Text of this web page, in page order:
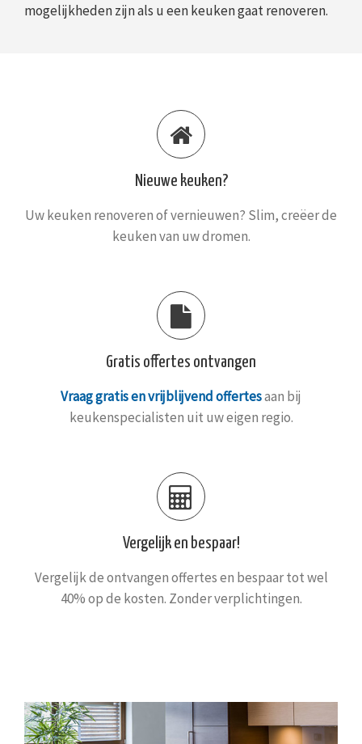
mogelijkheden zijn als u een keuken gaat renoveren.
Nieuwe keuken?
Uw keuken renoveren of vernieuwen? Slim, creëer de
keuken van uw dromen.
Gratis offertes ontvangen
Vraag gratis en vrijblijvend offertesaan bij
keukenspecialisten uit uw eigen regio.
Vergelijk en bespaar!
Vergelijk de ontvangen offertes en bespaar tot wel
40% op de kosten. Zonder verplichtingen.